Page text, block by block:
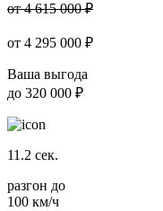
от 4 615 000 ₽
от 4 295 000 ₽
Ваша выгода
до 320 000 ₽
11.2 сек.
разгон до
100 км/ч